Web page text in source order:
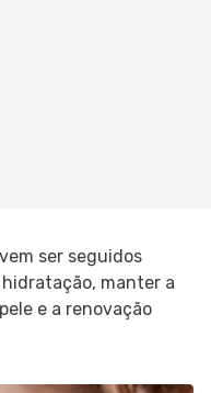
ser seguidos
manter a
e a renovação